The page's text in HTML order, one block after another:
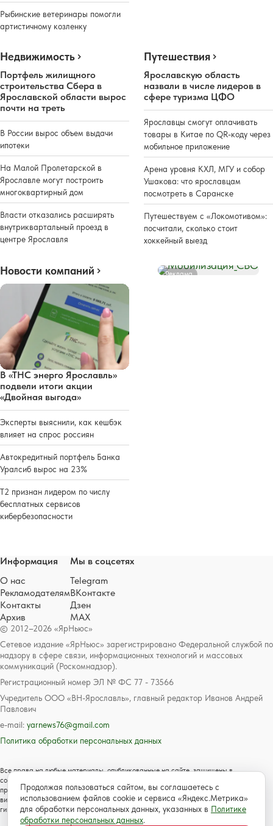
Рыбинские ветеринары помогли
артистичному козленку
Недвижимость
Портфель жилищного
строительства Сбера в
Ярославской области вырос
почти на треть
В России вырос объем выдачи
ипотеки
На Малой Пролетарской в
Ярославле могут построить
многоквартирный дом
Власти отказались расширять
внутриквартальный проезд в
центре Ярославля
Путешествия
Ярославскую область
назвали в числе лидеров в
сфере туризма ЦФО
Ярославцы смогут оплачивать
товары в Китае по QR-коду через
мобильное приложение
Арена уровня КХЛ, МГУ и собор
Ушакова: что ярославцам
посмотреть в Саранске
Путешествуем с «Локомотивом»:
посчитали, сколько стоит
хоккейный выезд
Новости компаний
В «ТНС энерго Ярославль»
подвели итоги акции
«Двойная выгода»
Эксперты выяснили, как кешбэк
влияет на спрос россиян
Автокредитный портфель Банка
Уралсиб вырос на 23%
Т2 признан лидером по числу
бесплатных сервисов
кибербезопасности
Реклама
© 2012–2026 «ЯрНьюс»
Сетевое издание «ЯрНьюс» зарегистрировано Федеральной службой по
надзору в сфере связи, информационных технологий и массовых
коммуникаций (Роскомнадзор).
Регистрационный номер ЭЛ № ФС 77 - 73566
Учредитель ООО «ВН-Ярославль», главный редактор Иванов Андрей
Павлович
e-mail: yarnews76@gmail.com
Политика обработки персональных данных
Все права на любые материалы, опубликованные на сайте, защищены в
соответствии с российским и международным законодательством об авторском
праве и смежных правах. Любое использование текстовых, фото, аудио и
видеоматериалов возможно только с согласия правообладателя с обязательной
гиперссылкой на сайт https://www.yarnews.net; Для детей старше 16 лет.
Информация
О нас
Рекламодателям
Контакты
Архив
Мы в соцсетях
Telegram
ВКонтакте
Дзен
MAX
Продолжая пользоваться сайтом, вы соглашаетесь с
использованием файлов cookie и сервиса «Яндекс.Метрика»
для обработки персональных данных, указанных в Политике
обработки персональных данных.